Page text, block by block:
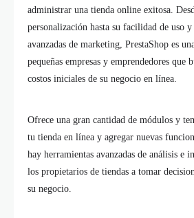
administrar una tienda online exitosa.
personalización hasta su facilidad de uso
avanzadas de marketing, PrestaShop es
pequeñas empresas y emprendedores que
costos iniciales de su negocio en línea.
Ofrece una gran cantidad de módulos y
tu tienda en línea y agregar nuevas
hay herramientas avanzadas de análisis e
los propietarios de tiendas a tomar
su negocio.